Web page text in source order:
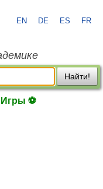
EN DE ES FR
Найти!
Игры ⚽